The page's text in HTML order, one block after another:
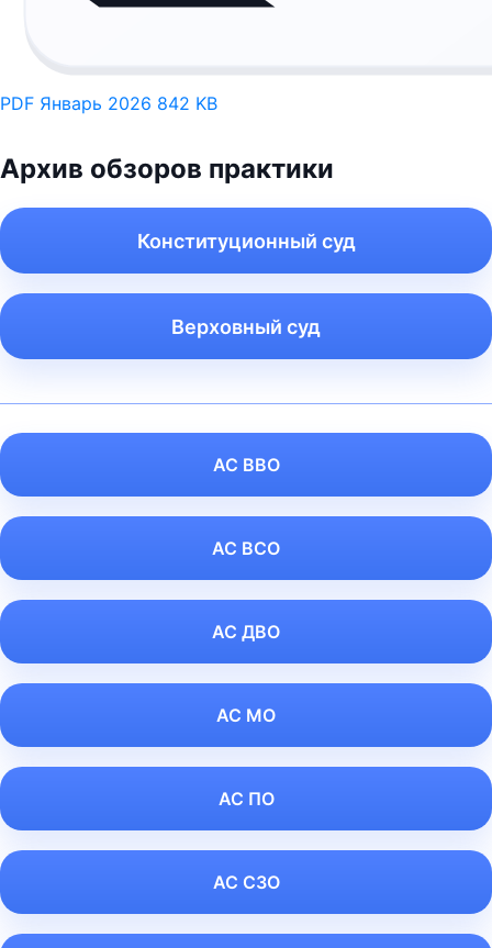
PDF Январь 2026 842 KB
Архив обзоров практики
Конституционный суд
Верховный суд
АС ВВО
АС ВСО
АС ДВО
АС МО
АС ПО
АС СЗО